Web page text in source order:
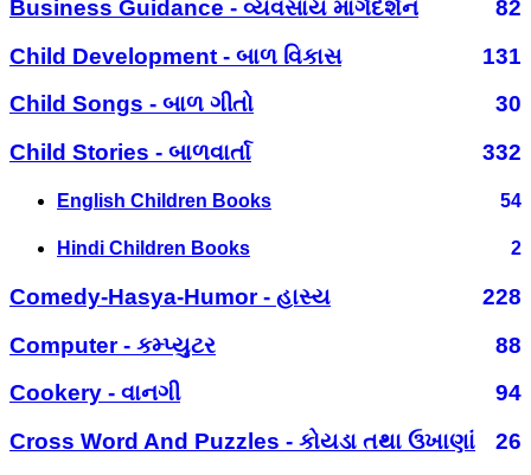
Business Guidance - વ્યવસાય માર્ગદર્શન
82
Child Development - બાળ વિકાસ
131
Child Songs - બાળ ગીતો
30
Child Stories - બાળવાર્તા
332
English Children Books 54
Hindi Children Books 2
Comedy-Hasya-Humor - હાસ્ય
228
Computer - કમ્પ્યુટર
88
Cookery - વાનગી
94
Cross Word And Puzzles - કોયડા તથા ઉખાણાં
26